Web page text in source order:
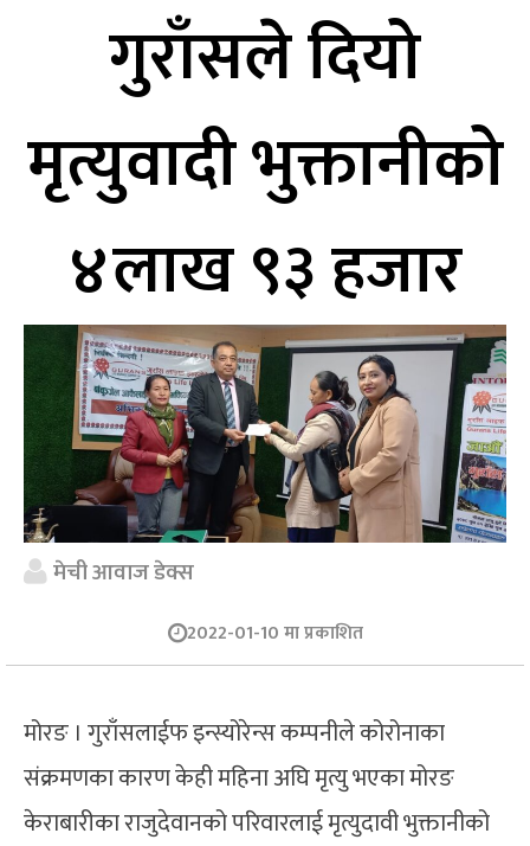
गुराँसले दियो
मृत्युवादी भुक्तानीको
४लाख ९३ हजार
मेची आवाज डेक्स
2022-01-10 मा प्रकाशित
मोरङ । गुराँसलाईफ इन्स्योरेन्स कम्पनीले कोरोनाका
संक्रमणका कारण केही महिना अघि मृत्यु भएका मोरङ
केराबारीका राजुदेवानको परिवारलाई मृत्युदावी भुक्तानीको